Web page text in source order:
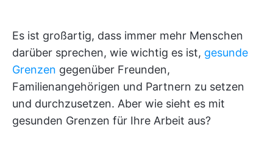
Es ist großartig, dass immer mehr Menschen
darüber sprechen, wie wichtig es ist, gesunde
Grenzen gegenüber Freunden,
Familienangehörigen und Partnern zu setzen
und durchzusetzen. Aber wie sieht es mit
gesunden Grenzen für Ihre Arbeit aus?